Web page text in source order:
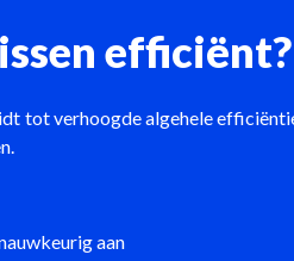
efficiënt?
tot verhoogde algehele
aan